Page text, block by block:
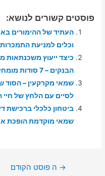
פוסטים קשורים לנושא:
העתיד של ההימורים
וכלים למניעת התמכרות
כיצד ייעוץ משכנתאות
הבנקים – 7 סודות מומחים שכולם צריכים לדעת
שמאי מקרקעין – הסוד
לסיים עם הלחץ של חיי
ביטחון כלכלי ברכישת
שמאי מוקדמת הופכת
ניווט
→ ה פוסט הקודם